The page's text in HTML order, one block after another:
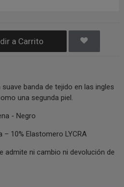
a Carrito
banda de tejido en las ingles
una segunda piel.
- Negro
10% Elastomero LYCRA
admite ni cambio ni devolución de